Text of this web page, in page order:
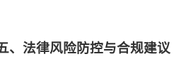
、法律风险防控与合规建议